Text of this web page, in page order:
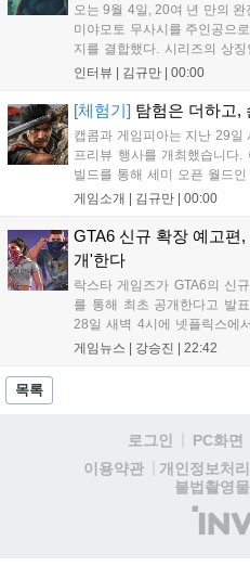
오는 9월 4일, 20여 년 만의 완
미야모토 무사시를 주인공으
지를 결합했다. 시리즈의 상
적인 검극 액션과 '무너뜨리기
하고자 했으며, 실제 검술 전
다르지만, 특유의 통쾌한 손맛
시리즈 팬과 신규 이용자 모
인터뷰 | 김규만 | 00:00
[체험기] 탐험은 더하고,
캡콤과 게임피아는 지난 29일
프리뷰 행사를 개최했습니다
빌드를 통해 세미 오픈 월드
했습니다. 주인공 미야모토 무
탄탄한 게임성을 선보여 기대
게임소개 | 김규만 | 00:00
GTA6 신규 확장 예고편
개'한다
락스타 게임즈가 GTA6의 신
를 통해 최초 공개한다고 발
28일 새벽 4시에 넷플릭스에
10시부터 공식 유튜브와 홈페
이례적인 협업이 향후 게임
게임뉴스 | 강승진 | 22:42
목록
로그인 PC화면
이용약관
개인정보처
불법촬영